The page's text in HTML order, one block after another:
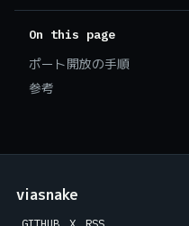
On this page
ポート開放の手順
参考
viasnake